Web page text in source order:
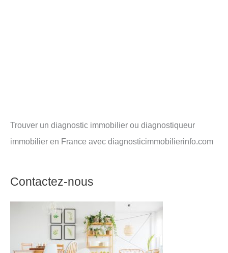
Trouver un diagnostic immobilier ou diagnostiqueur
immobilier en France avec diagnosticimmobilierinfo.com
Contactez-nous